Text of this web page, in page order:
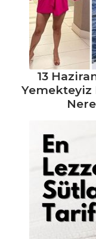
Yaprağı
Sebzeli
Çorbası
Soğuk
Otu Çorbası
Çorbalar
PILAV VE
MAKARNA
SULTAN
PİLAVI
Sebzeli
13
Yemekteyiz